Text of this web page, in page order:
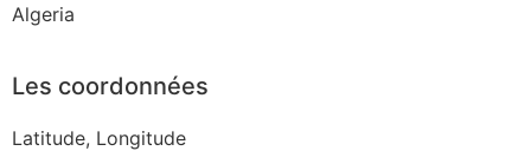
Algeria
Les coordonnées
Latitude, Longitude